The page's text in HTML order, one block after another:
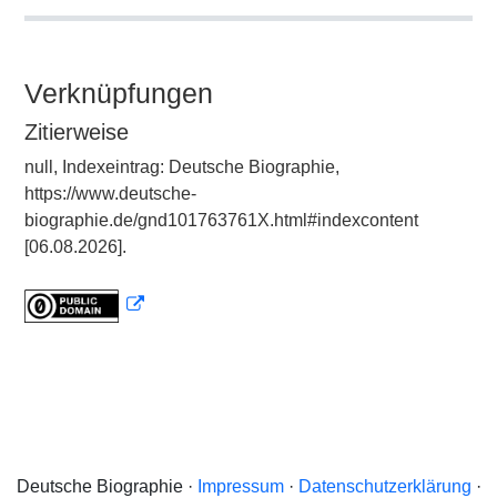
Verknüpfungen
Zitierweise
null, Indexeintrag: Deutsche Biographie,
https://www.deutsche-
biographie.de/gnd101763761X.html#indexcontent
[06.08.2026].
Deutsche Biographie · Impressum· Datenschutzerklärung ·